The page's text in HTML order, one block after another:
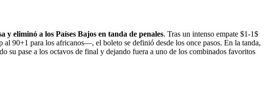
y eliminó a los Países Bajos en tanda de penales. Tras un intenso empate $1-1$
al 90+1 para los africanos—, el boleto se definió desde los once pasos. En la tanda,
su pase a los octavos de final y dejando fuera a uno de los combinados favoritos